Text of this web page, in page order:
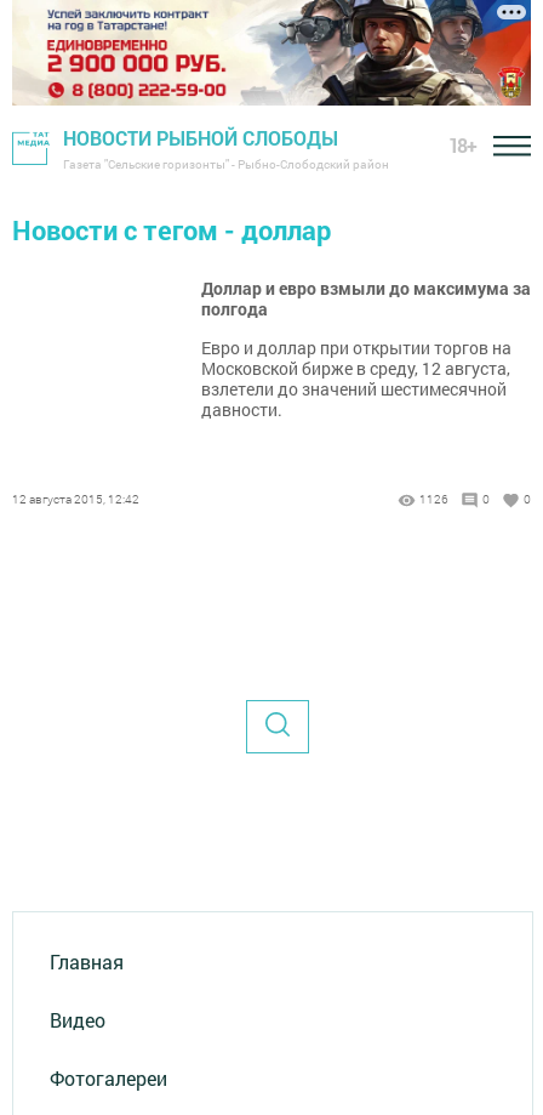
НОВОСТИ РЫБНОЙ СЛОБОДЫ
Газета "Сельские горизонты" - Рыбно-Слободский район
18+
Новости с тегом - доллар
Доллар и евро взмыли до максимума за
полгода
Евро и доллар при открытии торгов на
Московской бирже в среду, 12 августа,
взлетели до значений шестимесячной
давности.
12 августа 2015, 12:42 1126 0 0
Главная
Видео
Фотогалереи